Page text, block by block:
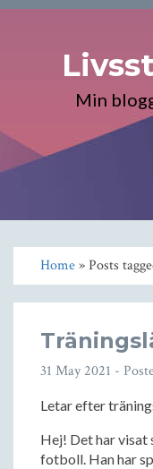
Min
Home» Posts
31 May 2021 -
Letar efter
Hej! Det har visat
fotboll. Han har